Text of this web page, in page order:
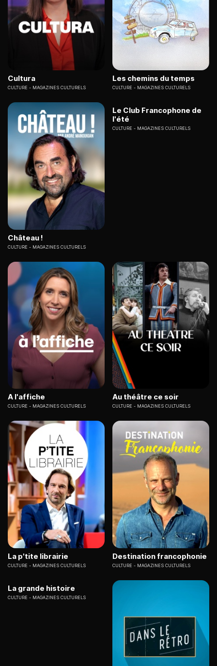
Cultura
CULTURE MAGAZINES CULTURELS
Les chemins du temps
CULTURE MAGAZINES CULTURELS
Château !
CULTURE MAGAZINES CULTURELS
Le Club Francophone de
l'été
CULTURE MAGAZINES CULTURELS
A l'affiche
CULTURE MAGAZINES CULTURELS
Au théâtre ce soir
CULTURE MAGAZINES CULTURELS
La p'tite librairie
CULTURE MAGAZINES CULTURELS
Destination francophonie
CULTURE MAGAZINES CULTURELS
La grande histoire
CULTURE MAGAZINES CULTURELS